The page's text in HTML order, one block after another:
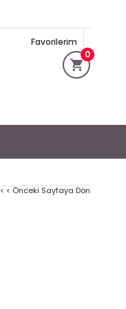
0
Favorilerim
< < Önceki Sayfaya Dön